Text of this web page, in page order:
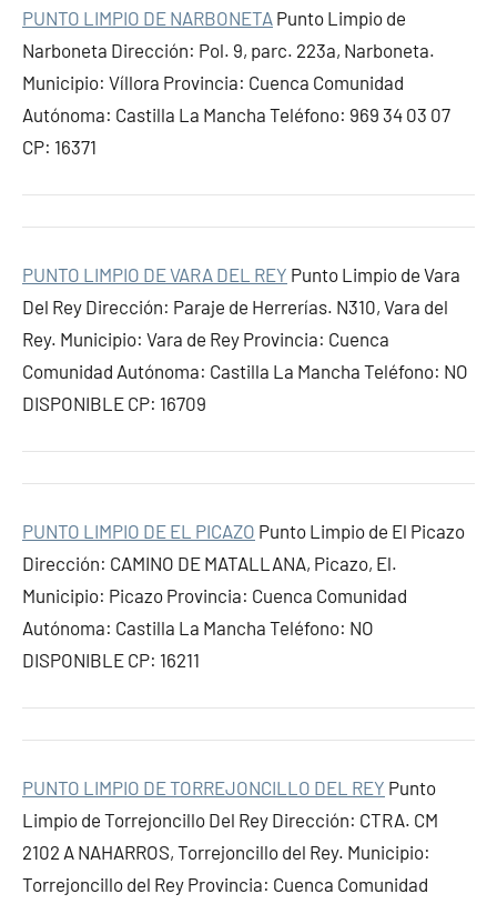
PUNTO LIMPIO DE NARBONETA Punto Limpio de
Narboneta Dirección: Pol. 9, parc. 223a, Narboneta.
Municipio: Víllora Provincia: Cuenca Comunidad
Autónoma: Castilla La Mancha Teléfono: 969 34 03 07
CP: 16371
PUNTO LIMPIO DE VARA DEL REY Punto Limpio de Vara
Del Rey Dirección: Paraje de Herrerías. N310, Vara del
Rey. Municipio: Vara de Rey Provincia: Cuenca
Comunidad Autónoma: Castilla La Mancha Teléfono: NO
DISPONIBLE CP: 16709
PUNTO LIMPIO DE EL PICAZO Punto Limpio de El Picazo
Dirección: CAMINO DE MATALLANA, Picazo, El.
Municipio: Picazo Provincia: Cuenca Comunidad
Autónoma: Castilla La Mancha Teléfono: NO
DISPONIBLE CP: 16211
PUNTO LIMPIO DE TORREJONCILLO DEL REY Punto
Limpio de Torrejoncillo Del Rey Dirección: CTRA. CM
2102 A NAHARROS, Torrejoncillo del Rey. Municipio:
Torrejoncillo del Rey Provincia: Cuenca Comunidad